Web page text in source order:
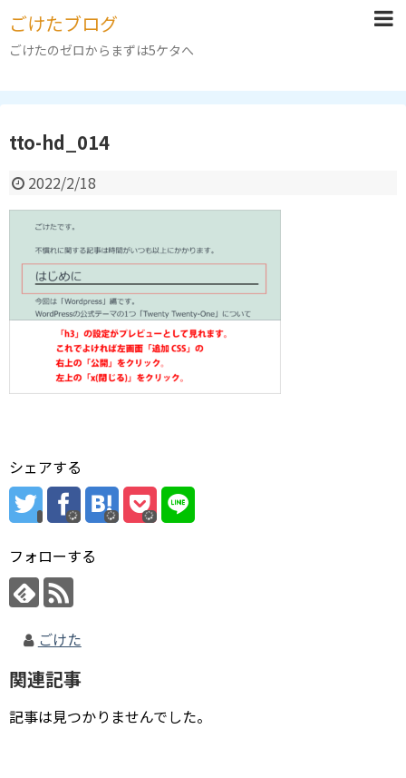
ごけたブログ
ごけたのゼロからまずは5ケタへ
tto-hd_014
2022/2/18
シェアする
フォローする
ごけた
関連記事
記事は見つかりませんでした。